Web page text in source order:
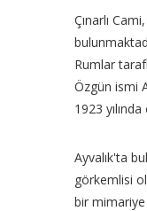
Çınarlı
Rumlar
Özgün ismi
1923
Ayvalık'ta
görkemlisi
bir mimariye